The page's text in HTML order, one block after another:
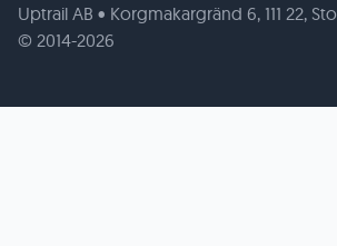
Uptrail AB • Korgmakargränd 6, 111 22,
© 2014-2026